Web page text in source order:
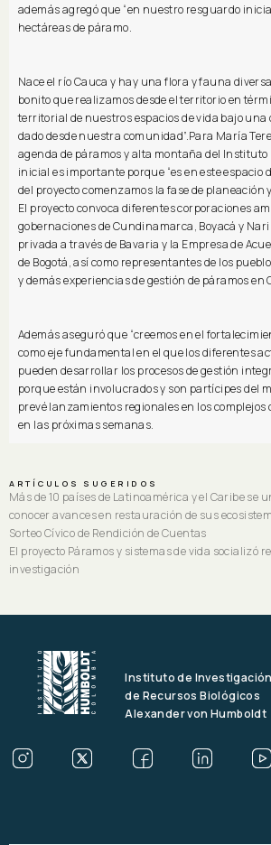
además agregó que “en nuestro resguardo
hectáreas de páramo.
Nace el río Cauca y hay una flora y fauna
bonito que realizamos desde el territorio en
territorial de nuestros espacios de vida bajo una
dado desde nuestra comunidad”.Para María
agenda de páramos y alta montaña del
inicial es importante porque “es en este espacio
del proyecto comenzamos la fase de planeación
El proyecto convoca diferentes corporaciones
gobernaciones de Cundinamarca, Boyacá y
privada a través de Bavaria y la Empresa de
de Bogotá, así como representantes de los
y demás experiencias de gestión de páramos en
Además aseguró que “creemos en el
como eje fundamental en el que los diferentes
pueden desarrollar los procesos de gestión
porque están involucrados y son partícipes del
prevé lanzamientos regionales en los
en las próximas semanas.
ARTÍCULOS SUGERIDOS
Más de 10 países de Latinoamérica y el Caribe se
conocer avances en restauración de sus
Sorteo Cívico de Rendición de Cuentas
El proyecto Páramos y sistemas de vida socializó
investigación
Instituto de Investigación
de Recursos Biológicos
Alexander von Humboldt